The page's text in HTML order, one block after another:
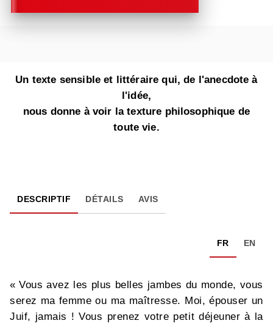
Un texte sensible et littéraire qui, de l'anecdote à
l'idée,
nous donne à voir la texture philosophique de
toute vie.
DESCRIPTIF DÉTAILS AVIS
FR EN
« Vous avez les plus belles jambes du monde, vous
serez ma femme ou ma maîtresse. Moi, épouser un
Juif, jamais ! Vous prenez votre petit déjeuner à la